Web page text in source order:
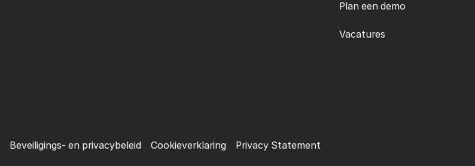
Plan een demo
Vacatures
Beveiligings- en privacybeleid Cookieverklaring Privacy Statement